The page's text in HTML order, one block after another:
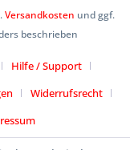
Versandkosten und ggf.
beschrieben
Hilfe / Support
Widerrufsrecht